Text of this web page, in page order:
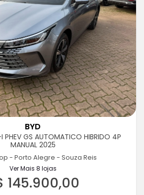
BYD
PHEV GS AUTOMATICO HIBRIDO 4P
MANUAL 2025
- Porto Alegre - Souza Reis
Ver Mais 8 lojas
145.900,00